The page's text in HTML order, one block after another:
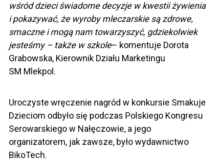
wśród dzieci świadome decyzje w kwestii żywienia
i pokazywać, że wyroby mleczarskie są zdrowe,
smaczne i mogą nam towarzyszyć, gdziekolwiek
jesteśmy – także w szkole– komentuje Dorota
Grabowska, Kierownik Działu Marketingu
SM Mlekpol.
Uroczyste wręczenie nagród w konkursie Smakuje
Dzieciom odbyło się podczas Polskiego Kongresu
Serowarskiego w Nałęczowie, a jego
organizatorem, jak zawsze, było wydawnictwo
BikoTech.